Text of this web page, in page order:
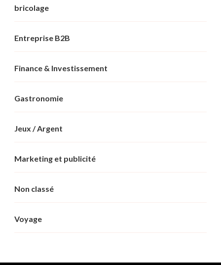
bricolage
Entreprise B2B
Finance & Investissement
Gastronomie
Jeux / Argent
Marketing et publicité
Non classé
Voyage